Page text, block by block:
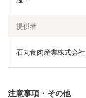
提供者
石丸食肉産業株式会社
注意事項・その他